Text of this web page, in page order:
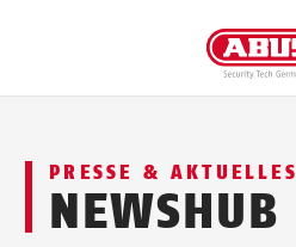
PRESSE & AKTUELLES
NEWSHUB